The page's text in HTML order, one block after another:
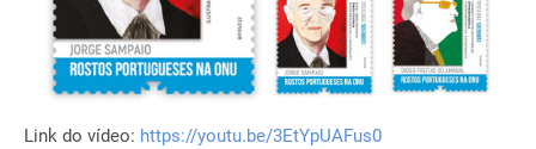
Link do vídeo: https://youtu.be/3EtYpUAFus0